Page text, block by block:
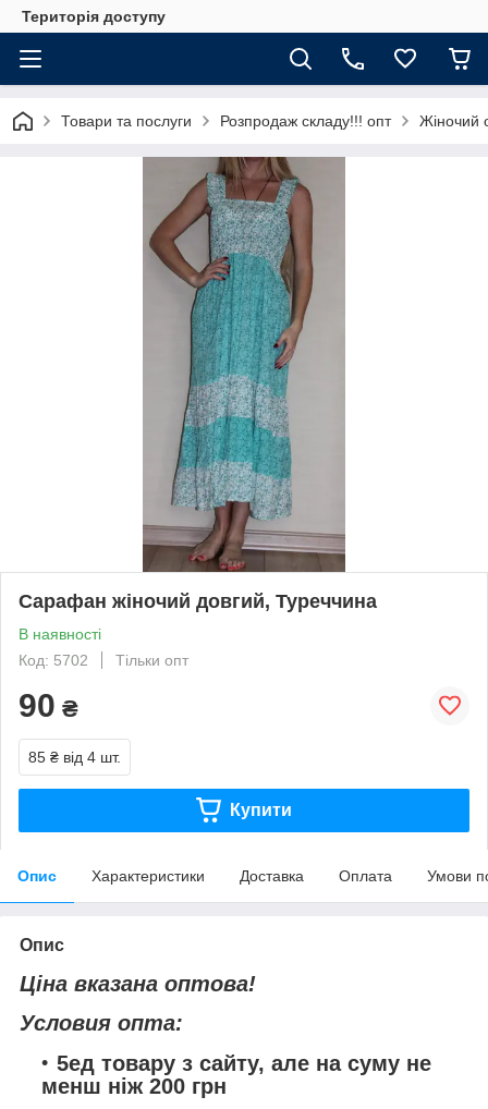
Територія доступу
Товари та послуги Розпродаж складу!!! опт Жіночий
Сарафан жіночий довгий, Туреччина
В наявності
Код: 5702
Тільки опт
90 ₴
85 ₴ від 4 шт.
Купити
Опис Характеристики Доставка Оплата Умови
Опис
Ціна вказана оптова!
Условия опта:
5ед товару з сайту, але на суму не
менш ніж 200 грн